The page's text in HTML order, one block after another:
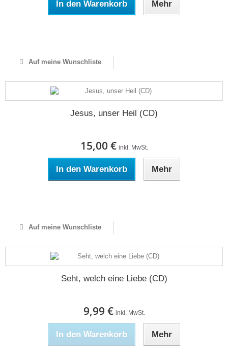
In den Warenkorb Mehr
Auf meine Wunschliste
Jesus, unser Heil (CD)
15,00 € inkl. MwSt.
In den Warenkorb Mehr
Auf meine Wunschliste
Seht, welch eine Liebe (CD)
9,99 € inkl. MwSt.
In den Warenkorb Mehr